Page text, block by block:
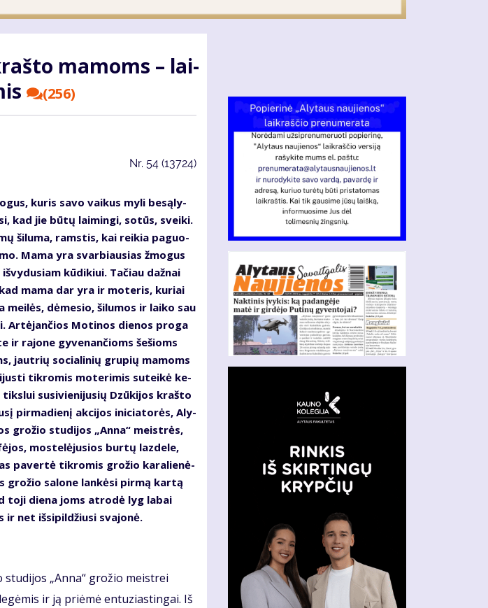
ma­moms – lai­
(256)
Nr. 54 (13724)
ku­ris sa­vo vai­kus my­li be­są­ly­
kad jie bū­tų lai­min­gi, so­tūs, svei­ki.
ši­lu­ma, rams­tis, kai rei­kia pa­guo­
Ma­ma yra svar­biau­sias žmo­gus
kū­di­kiui. Ta­čiau daž­nai
ma­ma dar yra ir mo­te­ris, ku­riai
dė­me­sio, ši­lu­mos ir lai­ko sau
Ar­tė­jan­čios Mo­ti­nos die­nos pro­ga
ir ra­jo­ne gy­ve­nan­čioms še­šioms
jaut­rių so­cia­li­nių gru­pių ma­moms
tik­ro­mis mo­te­ri­mis su­tei­kė ke­
su­si­vie­ni­ju­sių Dzū­ki­jos kraš­to
pir­ma­die­nį ak­ci­jos ini­cia­to­rės, Aly­
gro­žio stu­di­jos „An­na“ meist­rės,
mos­te­lė­ju­sios bur­tų laz­de­le,
pa­ver­tė tik­ro­mis gro­žio ka­ra­lie­nė­
gro­žio sa­lo­ne lan­kė­si pir­mą kar­tą
to­ji die­na joms at­ro­dė lyg la­bai
ir net iš­si­pil­džiu­si sva­jo­nė.
„An­na“ gro­žio meist­rei
ir ją pri­ėmė en­tu­zias­tin­gai. Iš